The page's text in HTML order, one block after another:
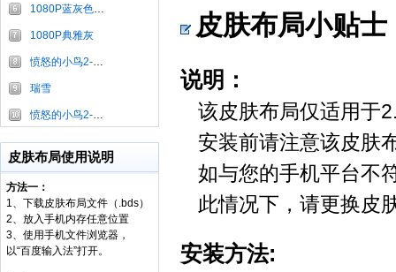
1080P蓝灰色布局
1080P典雅灰
愤怒的小鸟2-炫舞银
瑞雪
愤怒的小鸟2-蓝弟弟
皮肤布局使用说明
方法一：
1、下载皮肤布局文件（.bds）
2、放入手机内存任意位置
3、使用手机文件浏览器，
以“百度输入法”打开。
皮肤布局小贴士
说明：
该皮肤布局仅适用于
安装前请注意该皮肤
如与您的手机平台不
此情况下，请更换皮
安装方法: